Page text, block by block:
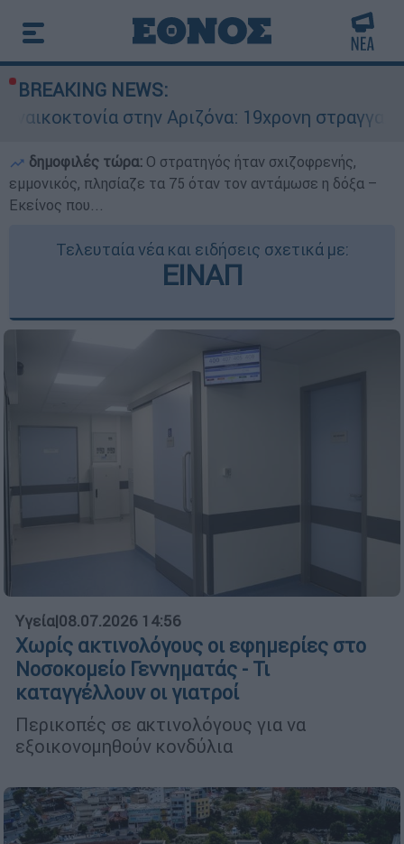
BREAKING NEWS:
στην Αριζόνα: 19χρονη στραγγαλίστηκε
δημοφιλές τώρα: O στρατηγός ήταν σχιζοφρενής,
εμμονικός, πλησίαζε τα 75 όταν τον αντάμωσε η δόξα –
Εκείνος που...
Τελευταία νέα και ειδήσεις σχετικά με:
ΕΙΝΑΠ
Υγεία|08.07.2026 14:56
Χωρίς ακτινολόγους οι εφημερίες στο
Νοσοκομείο Γεννηματάς - Τι
καταγγέλλουν οι γιατροί
Περικοπές σε ακτινολόγους για να
εξοικονομηθούν κονδύλια